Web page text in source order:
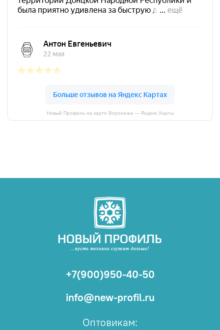
Новый Профиль на карте Воронежа — Яндекс.Карты
+7(900)950-40-50
info@new-profil.ru
Оптовикам: